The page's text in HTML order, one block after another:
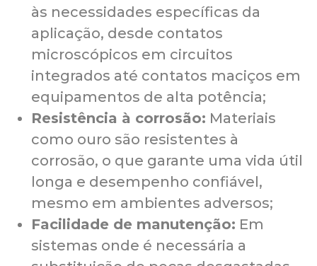
às necessidades específicas da
aplicação, desde contatos
microscópicos em circuitos
integrados até contatos maciços em
equipamentos de alta potência;
Resistência à corrosão: Materiais
como ouro são resistentes à
corrosão, o que garante uma vida útil
longa e desempenho confiável,
mesmo em ambientes adversos;
Facilidade de manutenção: Em
sistemas onde é necessária a